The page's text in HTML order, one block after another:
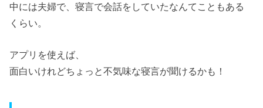
中には夫婦で、寝言で会話をしていたなんてこともある
くらい。
アプリを使えば、
面白いけれどちょっと不気味な寝言が聞けるかも！